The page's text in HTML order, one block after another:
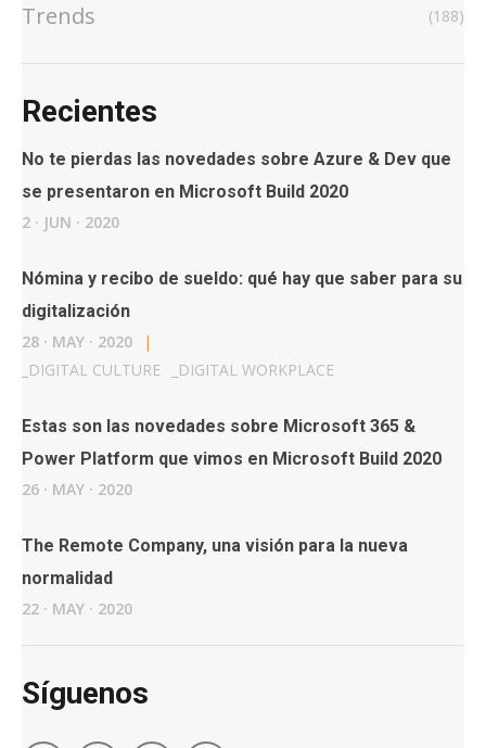
Trends (188)
Recientes
No te pierdas las novedades sobre Azure & Dev que
se presentaron en Microsoft Build 2020
2 · JUN · 2020
Nómina y recibo de sueldo: qué hay que saber para su
digitalización
28 · MAY · 2020
|
DIGITAL CULTURE DIGITAL WORKPLACE
Estas son las novedades sobre Microsoft 365 &
Power Platform que vimos en Microsoft Build 2020
26 · MAY · 2020
The Remote Company, una visión para la nueva
normalidad
22 · MAY · 2020
Síguenos